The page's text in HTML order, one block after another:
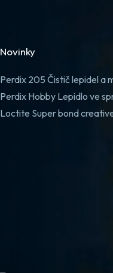
Novinky
Perdix 205 Čistič lepidel a
Perdix Hobby Lepidlo ve
Loctite Super bond